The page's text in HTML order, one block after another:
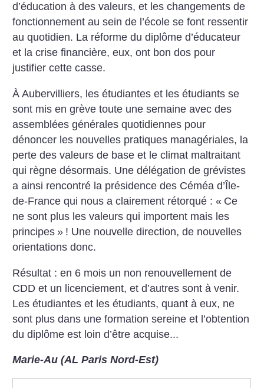
d’éducation à des valeurs, et les changements de
fonctionnement au sein de l’école se font ressentir
au quotidien. La réforme du diplôme d’éducateur
et la crise financière, eux, ont bon dos pour
justifier cette casse.
À Aubervilliers, les étudiantes et les étudiants se
sont mis en grève toute une semaine avec des
assemblées générales quotidiennes pour
dénoncer les nouvelles pratiques managériales, la
perte des valeurs de base et le climat maltraitant
qui règne désormais. Une délégation de grévistes
a ainsi rencontré la présidence des Céméa d’Île-
de-France qui nous a clairement rétorqué : « Ce
ne sont plus les valeurs qui importent mais les
principes » ! Une nouvelle direction, de nouvelles
orientations donc.
Résultat : en 6 mois un non renouvellement de
CDD et un licenciement, et d’autres sont à venir.
Les étudiantes et les étudiants, quant à eux, ne
sont plus dans une formation sereine et l’obtention
du diplôme est loin d’être acquise...
Marie-Au (AL Paris Nord-Est)